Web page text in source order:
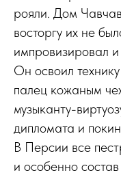
рояли. Дом
восторгу их не
импровизировал
Он освоил
палец кожаным
музыканту-
дипломата и
В Персии все
и особенно